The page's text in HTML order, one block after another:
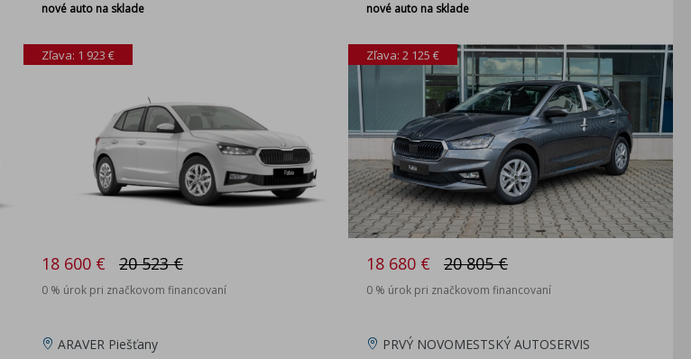
nové auto na sklade
Zľava: 1 923 €
18 600 € 20 523 €
0 % úrok pri značkovom financovaní
ARAVER Piešťany
nové auto na sklade
Zľava: 2 125 €
18 680 € 20 805 €
0 % úrok pri značkovom financovaní
PRVÝ NOVOMESTSKÝ AUTOSERVIS